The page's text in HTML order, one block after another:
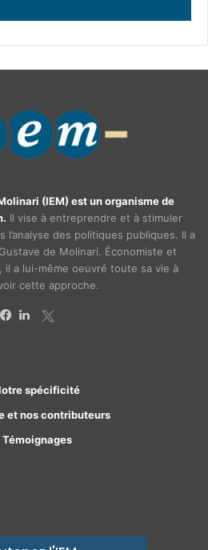
(IEM) est un organisme de
Il vise à entreprendre et à stimuler
l’analyse des politiques publiques. Il a
de Molinari. Économiste et
a lui-même oeuvré toute sa vie à
cette approche.
spécificité
et nos contributeurs
Témoignages